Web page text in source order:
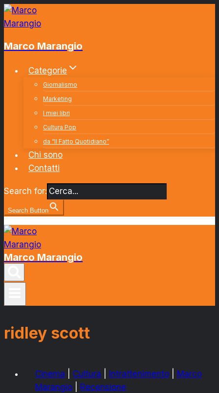
Salta
al
Marco Marangio
Categorie
Giornalismo
Marketing
I miei libri
Cultura Pop
da “Il Fatto Quotidiano”
Chi sono
Contatti
Search for:
Search Button
Marco Marangio
ridley scott
Cinema Cultura Intrattenimento
Marco
Marangio
Recensione